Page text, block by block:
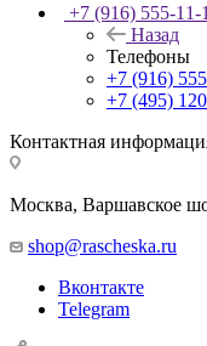
+7 (916) 555-11-
Назад
Телефоны
+7 (916)
+7 (495)
Контактная
Москва, Варшавское
shop@rascheska.ru
Вконтакте
Telegram